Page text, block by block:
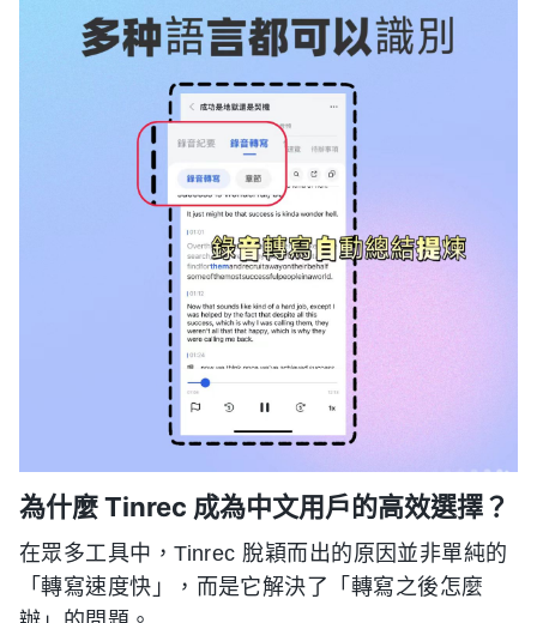
為什麼 Tinrec 成為中文用戶的高效選擇？
在眾多工具中，Tinrec 脫穎而出的原因並非單純的
「轉寫速度快」，而是它解決了「轉寫之後怎麼